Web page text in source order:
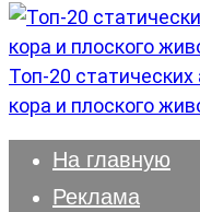
Топ-20 статических
кора и плоского
На главную
Реклама